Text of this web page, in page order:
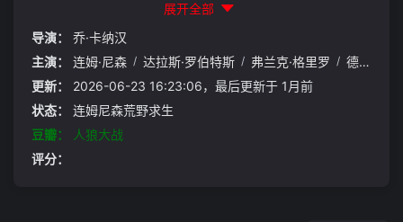
逃生的汉德里克（Dallas Roberts 饰）、迪亚兹（Frank Grill
o 饰）、博克（Nonso Anozie 饰）、塔尔盖特（Dermot Mul
roney 饰）、弗兰纳瑞（Joe Anderson 饰）以及赫南德兹
（Ben Bray 饰）等6人。虽然暂时逃生，但在救援迟迟不曾
到来的危机时刻，他们的生命依然受到威胁。
展开全部
导演：
乔·卡纳汉
主演：
连姆·尼森 / 达拉斯·罗伯特斯 / 弗兰克·格里罗 / 德蒙特·莫罗尼
更新：
2026-06-23 16:23:06，最后更新于 1月前
状态：
连姆尼森荒野求生
豆瓣：
人狼大战
评分：